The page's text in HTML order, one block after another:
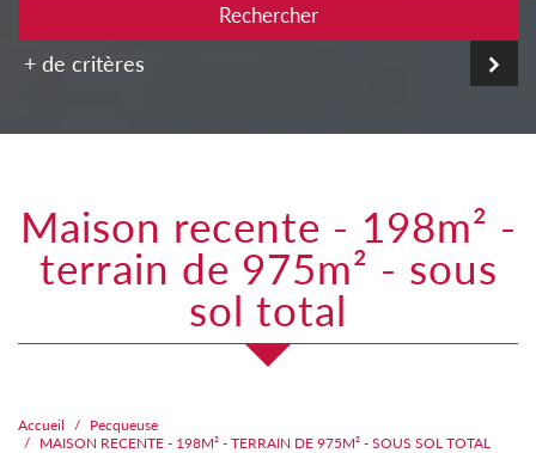
Rechercher
+ de critères
maison recente - 198m² -
terrain de 975m² - sous
sol total
Accueil
Pecqueuse
MAISON RECENTE - 198M² - TERRAIN DE 975M² - SOUS SOL TOTAL